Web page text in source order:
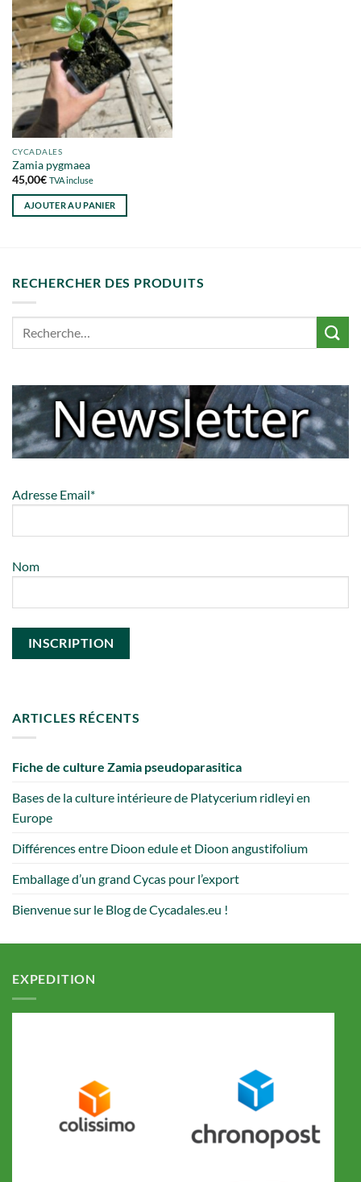
CYCADALES
Zamia pygmaea
45,00€ TVA incluse
AJOUTER AU PANIER
RECHERCHER DES PRODUITS
Adresse Email*
Nom
ARTICLES RÉCENTS
Fiche de culture Zamia pseudoparasitica
Bases de la culture intérieure de Platycerium ridleyi en
Europe
Différences entre Dioon edule et Dioon angustifolium
Emballage d’un grand Cycas pour l’export
Bienvenue sur le Blog de Cycadales.eu !
EXPEDITION